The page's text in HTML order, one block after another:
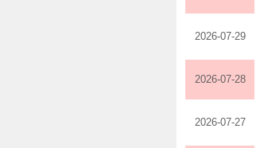
2026-07-29
2026-07-28
2026-07-27